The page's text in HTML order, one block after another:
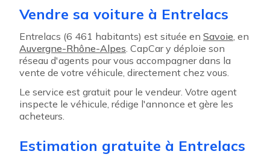
Vendre sa voiture à Entrelacs
Entrelacs (6 461 habitants) est située en Savoie, en
Auvergne-Rhône-Alpes. CapCar y déploie son
réseau d'agents pour vous accompagner dans la
vente de votre véhicule, directement chez vous.
Le service est gratuit pour le vendeur. Votre agent
inspecte le véhicule, rédige l'annonce et gère les
acheteurs.
Estimation gratuite à Entrelacs